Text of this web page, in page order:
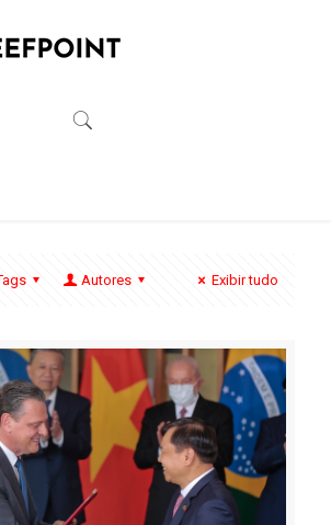
Autores Exibir tudo